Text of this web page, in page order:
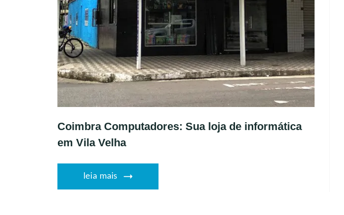
Coimbra Computadores: Sua loja de informática
em Vila Velha
leia mais